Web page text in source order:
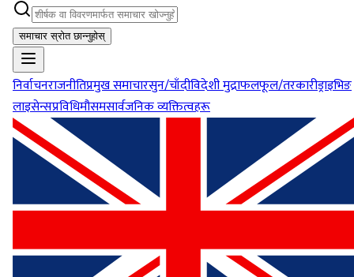
समाचार स्रोत छान्नुहोस्
निर्वाचनराजनीतिप्रमुख समाचारसुन/चाँदीविदेशी मुद्राफलफूल/तरकारीड्राइभिङ
लाइसेन्सप्रविधिमौसमसार्वजनिक व्यक्तित्वहरू